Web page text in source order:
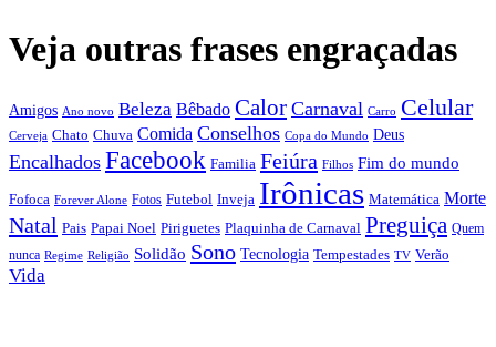
Veja outras frases engraçadas
Amigos Ano novo Beleza Bêbado Calor Carnaval Carro Celular
Cerveja Chato Chuva Comida Conselhos Copa do Mundo Deus
Encalhados Facebook Familia Feiúra Filhos Fim do mundo
Fofoca Forever Alone Fotos Futebol Inveja Irônicas Matemática Morte
Natal Pais Papai Noel Piriguetes Plaquinha de Carnaval Preguiça Quem
nunca Regime Religião Solidão Sono Tecnologia Tempestades TV Verão
Vida